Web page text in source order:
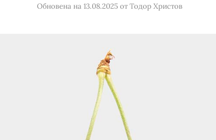
Обновена на 13.08.2025 от Тодор Христов